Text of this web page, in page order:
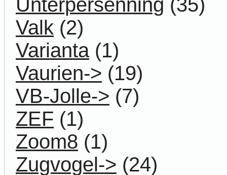
Unterpersenning (35)
Valk (2)
Varianta(1)
Vaurien-> (19)
VB-Jolle-> (7)
ZEF (1)
Zoom8 (1)
Zugvogel-> (24)